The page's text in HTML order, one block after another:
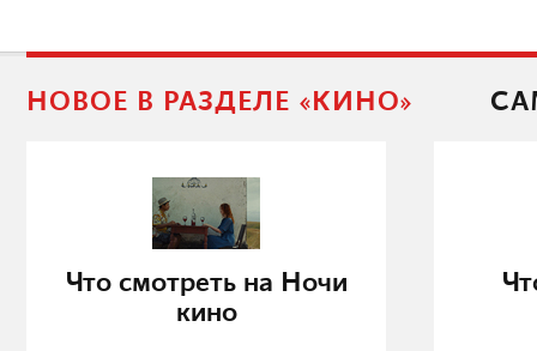
НОВОЕ В РАЗДЕЛЕ «КИНО»
Что смотреть на Ночи
кино